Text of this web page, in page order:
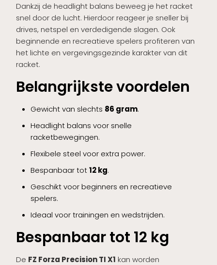
Dankzij de headlight balans beweeg je het racket
snel door de lucht. Hierdoor reageer je sneller bij
drives, netspel en verdedigende slagen. Ook
beginnende en recreatieve spelers profiteren van
het lichte en vergevingsgezinde karakter van dit
racket.
Belangrijkste voordelen
Gewicht van slechts 86 gram.
Headlight balans voor snelle
racketbewegingen.
Flexibele steel voor extra power.
Bespanbaar tot12 kg.
Geschikt voor beginners en recreatieve
spelers.
Ideaal voor trainingen en wedstrijden.
Bespanbaar tot 12 kg
De FZ Forza Precision TI X1 kan worden